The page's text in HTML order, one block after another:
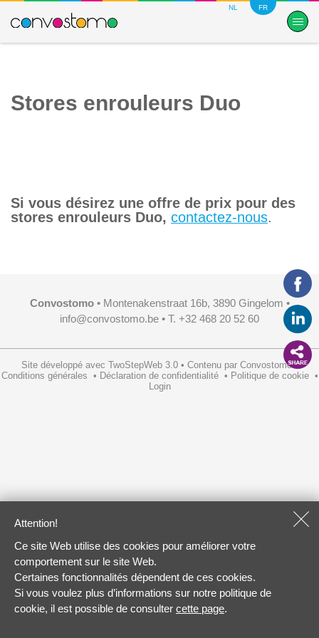
NL FR
Stores enrouleurs Duo
Si vous désirez une offre de prix pour des
stores enrouleurs Duo, contactez-nous.
Convostomo• Montenakenstraat 16b, 3890 Gingelom •
info@convostomo.be • T. +32 468 20 52 60
Site développé avec TwoStepWeb 3.0 • Contenu par Convostomo •
Conditions générales • Déclaration de confidentialité • Politique de cookie •
Login
Attention!
Ce site Web utilise des cookies pour améliorer votre
comportement sur le site Web.
Certaines fonctionnalités dépendent de ces cookies.
Si vous voulez plus d’informations sur notre politique de
cookie, il est possible de consulter cette page.